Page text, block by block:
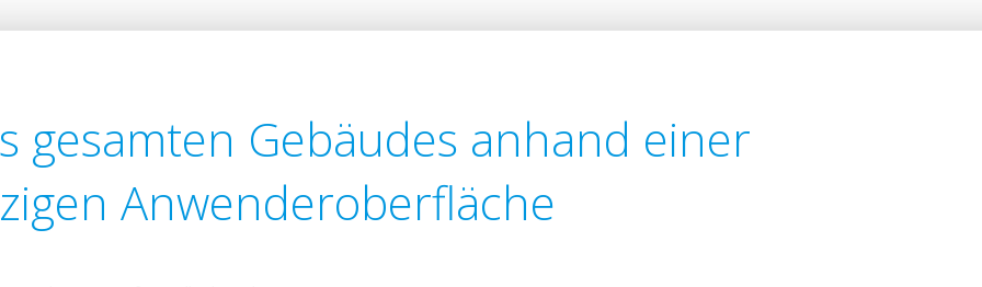
gesamten Gebäudes anhand einer
Anwenderoberfläche